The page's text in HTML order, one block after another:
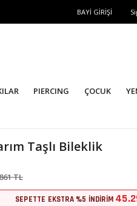
BAYİ GİRİŞİ
PIERCING ÇOCUK
Taşlı Bileklik
TL
SEPETTE EKSTRA %5 İNDİRİM